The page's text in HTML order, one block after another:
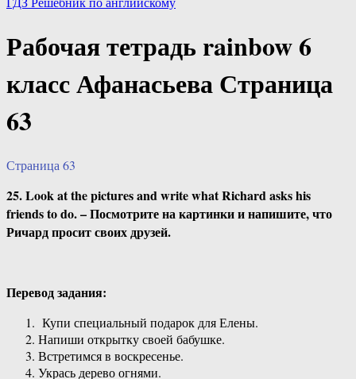
Рабочая тетрадь rainbow 6
класс Афанасьева Страница
63
Страница 63
25. Look at the pictures and write what Richard asks his
friends to do. – Посмотрите на картинки и напишите, что
Ричард просит своих друзей.
Перевод задания:
Купи специальный подарок для Елены.
Напиши открытку своей бабушке.
Встретимся в воскресенье.
Укрась дерево огнями.